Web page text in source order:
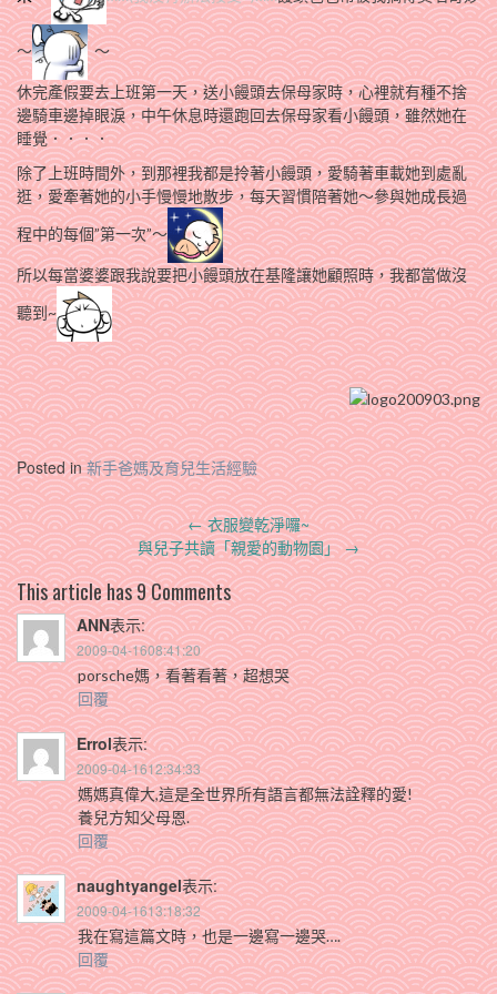
～ ～
休完產假要去上班第一天，送小饅頭去保母家時，心裡就有種不捨
邊騎車邊掉眼淚，中午休息時還跑回去保母家看小饅頭，雖然她在
睡覺．．．．
除了上班時間外，到那裡我都是拎著小饅頭，愛騎著車載她到處亂
逛，愛牽著她的小手慢慢地散步，每天習慣陪著她～參與她成長過
程中的每個”第一次”～
所以每當婆婆跟我說要把小饅頭放在基隆讓她顧照時，我都當做沒
聽到~
Posted in新手爸媽及育兒生活經驗
Post
navigation
←衣服變乾淨囉~
與兒子共讀「親愛的動物園」→
This article has 9 Comments
ANN表示:
2009-04-1608:41:20
porsche媽，看著看著，超想哭
回覆
Errol表示:
2009-04-1612:34:33
媽媽真偉大,這是全世界所有語言都無法詮釋的愛!
養兒方知父母恩.
回覆
naughtyangel表示:
2009-04-1613:18:32
我在寫這篇文時，也是一邊寫一邊哭….
回覆